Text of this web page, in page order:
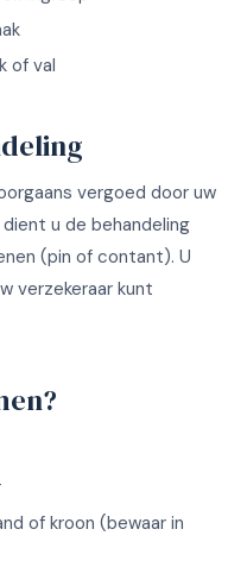
of val
vergoed door uw
dient u de behandeling
(pin of contant). U
verzekeraar kunt
of kroon (bewaar in